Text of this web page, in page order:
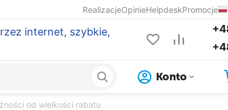
RealizacjeOpinieHelpdeskPromocje
internet, szybkie,
Konto
od wielkości rabatu